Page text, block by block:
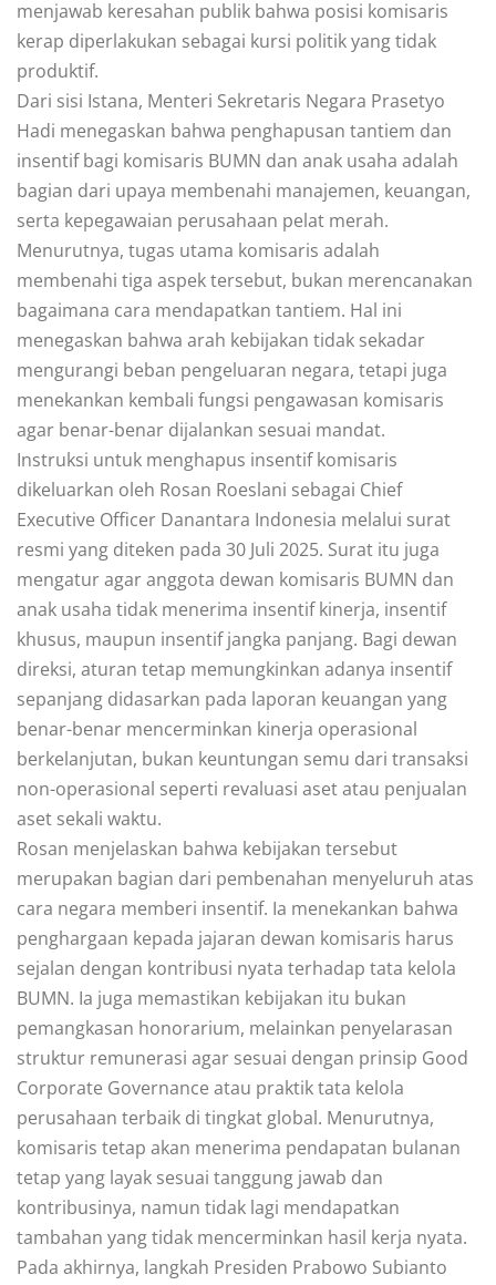
menjawab keresahan publik bahwa posisi komisaris
kerap diperlakukan sebagai kursi politik yang tidak
produktif.
Dari sisi Istana, Menteri Sekretaris Negara Prasetyo
Hadi menegaskan bahwa penghapusan tantiem dan
insentif bagi komisaris BUMN dan anak usaha adalah
bagian dari upaya membenahi manajemen, keuangan,
serta kepegawaian perusahaan pelat merah.
Menurutnya, tugas utama komisaris adalah
membenahi tiga aspek tersebut, bukan merencanakan
bagaimana cara mendapatkan tantiem. Hal ini
menegaskan bahwa arah kebijakan tidak sekadar
mengurangi beban pengeluaran negara, tetapi juga
menekankan kembali fungsi pengawasan komisaris
agar benar-benar dijalankan sesuai mandat.
Instruksi untuk menghapus insentif komisaris
dikeluarkan oleh Rosan Roeslani sebagai Chief
Executive Officer Danantara Indonesia melalui surat
resmi yang diteken pada 30 Juli 2025. Surat itu juga
mengatur agar anggota dewan komisaris BUMN dan
anak usaha tidak menerima insentif kinerja, insentif
khusus, maupun insentif jangka panjang. Bagi dewan
direksi, aturan tetap memungkinkan adanya insentif
sepanjang didasarkan pada laporan keuangan yang
benar-benar mencerminkan kinerja operasional
berkelanjutan, bukan keuntungan semu dari transaksi
non-operasional seperti revaluasi aset atau penjualan
aset sekali waktu.
Rosan menjelaskan bahwa kebijakan tersebut
merupakan bagian dari pembenahan menyeluruh atas
cara negara memberi insentif. Ia menekankan bahwa
penghargaan kepada jajaran dewan komisaris harus
sejalan dengan kontribusi nyata terhadap tata kelola
BUMN. Ia juga memastikan kebijakan itu bukan
pemangkasan honorarium, melainkan penyelarasan
struktur remunerasi agar sesuai dengan prinsip Good
Corporate Governance atau praktik tata kelola
perusahaan terbaik di tingkat global. Menurutnya,
komisaris tetap akan menerima pendapatan bulanan
tetap yang layak sesuai tanggung jawab dan
kontribusinya, namun tidak lagi mendapatkan
tambahan yang tidak mencerminkan hasil kerja nyata.
Pada akhirnya, langkah Presiden Prabowo Subianto